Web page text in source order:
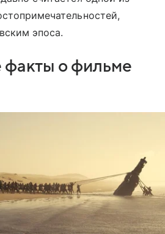
эпоса.
факты о фильме